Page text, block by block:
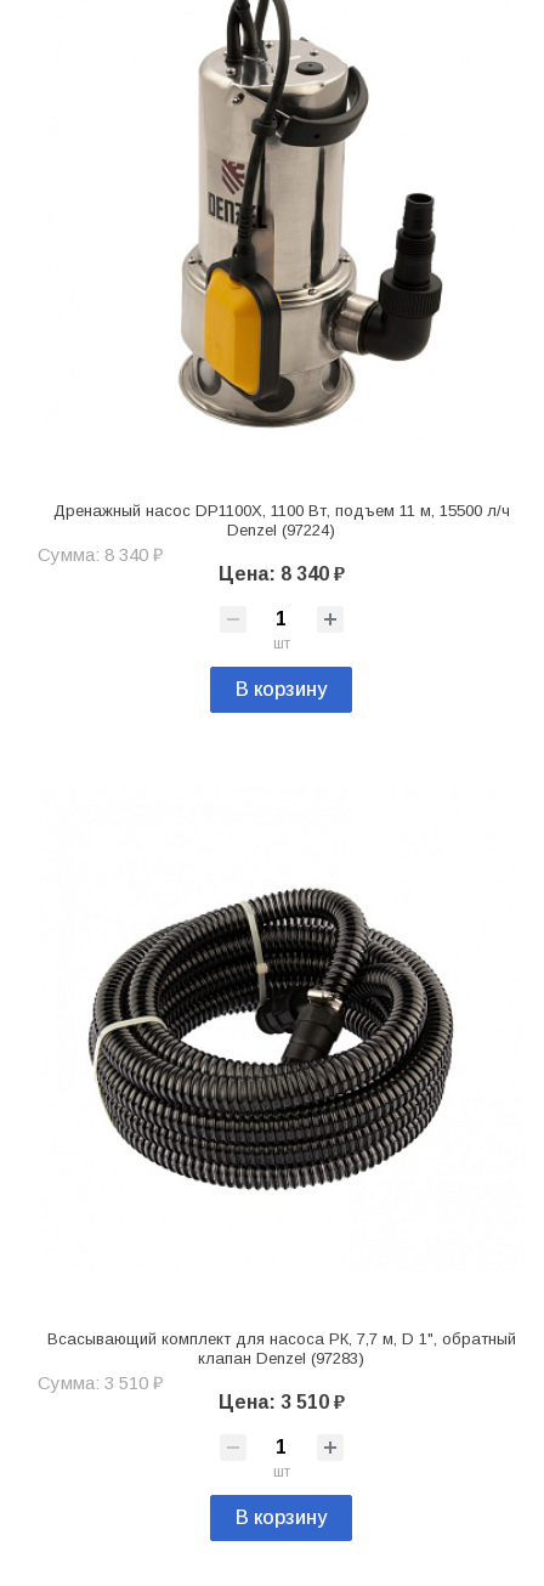
Дренажный насос DP1100X, 1100 Вт, подъем 11 м, 15500 л/ч
Denzel (97224)
Сумма: 8 340 ₽
Цена: 8 340 ₽
шт
В корзину
Всасывающий комплект для насоса РК, 7,7 м, D 1", обратный
клапан Denzel (97283)
Сумма: 3 510 ₽
Цена: 3 510 ₽
шт
В корзину